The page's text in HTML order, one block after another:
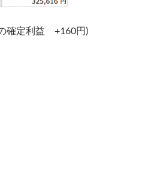
確定利益 +160円)